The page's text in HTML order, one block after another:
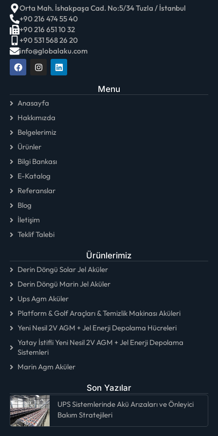
Depolama Sistemi
50 kWh – 48V 1000Ah Yatay İstifli Yeni Nesil Enerji
Depolama Sistemi
Orta Mah. İshakpaşa Cad. No:5/34 Tuzla / İstanbul
+90 216 474 55 40
+90 216 651 10 32
+90 531 568 26 20
info@globalaku.com
Menu
Anasayfa
Hakkımızda
Belgelerimiz
Ürünler
Bilgi Bankası
E-Katalog
Referanslar
Blog
İletişim
Teklif Talebi
Ürünlerimiz
Derin Döngü Solar Jel Aküler
Derin Döngü Marin Jel Aküler
Ups Agm Aküler
Platform & Golf Araçları & Temizlik Makinası Aküleri
Yeni Nesil 2V AGM + Jel Enerji Depolama Hücreleri
Yatay İstifli Yeni Nesil 2V AGM + Jel Enerji Depolama
Sistemleri
Marin Agm Aküler
Son Yazılar
UPS Sistemlerinde Akü Arızaları ve Önleyici
Bakım Stratejileri